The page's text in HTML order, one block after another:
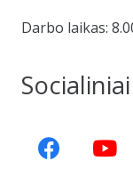
Darbo laikas: